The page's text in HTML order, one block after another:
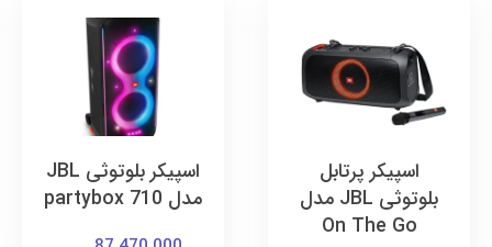
اسپیکر پرتابل
بلوتوثی JBL مدل
On The Go
اسپیکر بلوتوثی JBL
مدل partybox 710